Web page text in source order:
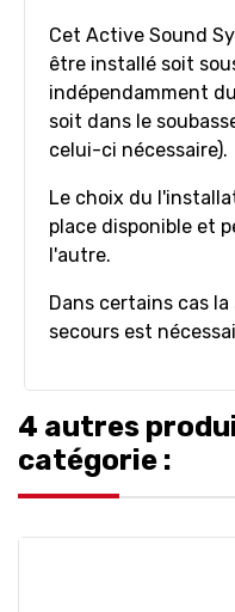
Cet Active Sound
être installé soit
indépendamment
soit dans le
celui-ci nécessaire).
Le choix du
place disponible et
l'autre.
Dans certains cas
secours est
4 autres
catégorie :